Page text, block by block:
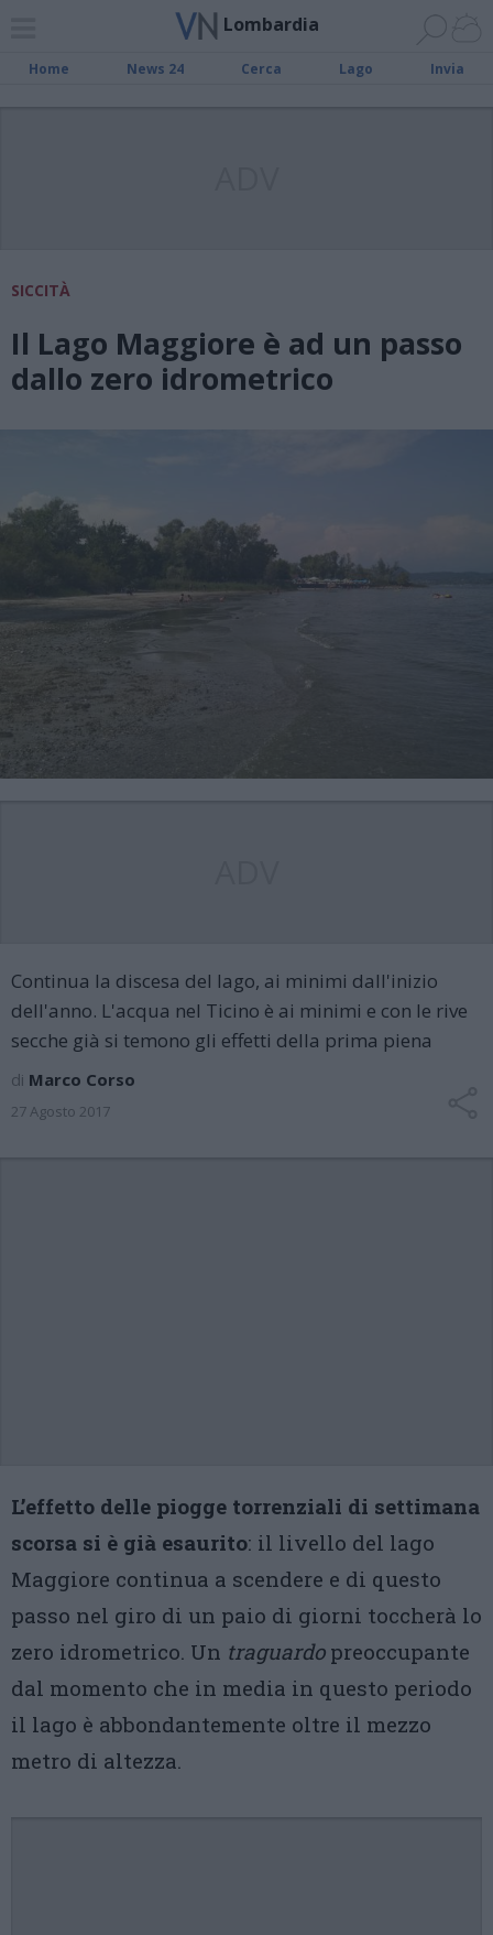
Lombardia
Home News 24 Cerca Lago Invia
SICCITÀ
Il Lago Maggiore è ad un passo
dallo zero idrometrico
Continua la discesa del lago, ai minimi dall'inizio
dell'anno. L'acqua nel Ticino è ai minimi e con le rive
secche già si temono gli effetti della prima piena
di Marco Corso
27 Agosto 2017
L’effetto delle piogge torrenziali di settimana
scorsa si è già esaurito: il livello del lago
Maggiore continua a scendere e di questo
passo nel giro di un paio di giorni toccherà lo
zero idrometrico. Un traguardopreoccupante
dal momento che in media in questo periodo
il lago è abbondantemente oltre il mezzo
metro di altezza.